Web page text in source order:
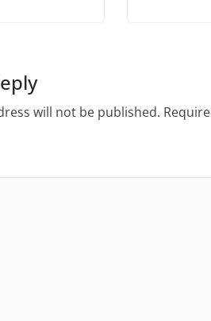
will not be published.